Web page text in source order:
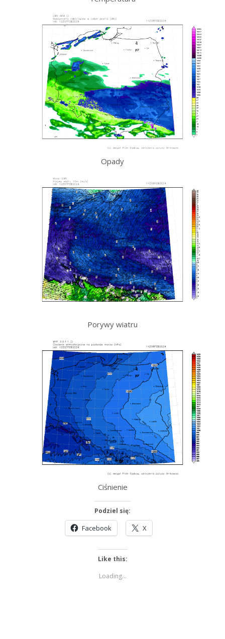
Opady
Porywy wiatru
Ciśnienie
Podziel się:
Facebook X
Like this:
Loading...